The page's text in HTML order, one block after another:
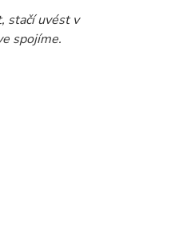
stačí uvést v
spojíme.